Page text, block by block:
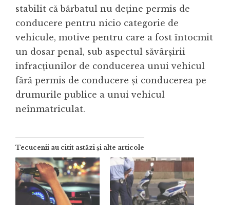
stabilit că bărbatul nu deține permis de
conducere pentru nicio categorie de
vehicule, motive pentru care a fost întocmit
un dosar penal, sub aspectul săvârșirii
infracțiunilor de conducerea unui vehicul
fără permis de conducere și conducerea pe
drumurile publice a unui vehicul
neînmatriculat.
Tecucenii au citit astăzi și alte articole